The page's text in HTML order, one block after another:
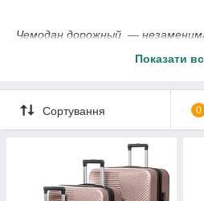
Чемодан дорожный ―
и практичный чемодан для
чемодан сделает поездку
которую мы носим в руках или
только вещи первой
гигиены и продукты. А вот в
все, что пригодится в отпуске
командировке. К этому
предъявляются высокие
Показати
Сортування 0